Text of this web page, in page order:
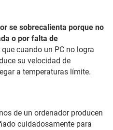
se sobrecalienta porque no
o por falta de
que cuando un PC no logra
su velocidad de
a temperaturas límite.
de un ordenador producen
cuidadosamente para